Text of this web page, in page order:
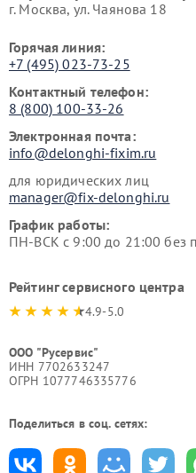
г. Москва, ул. Чаянова 18
Горячая линия:
+7 (495) 023-73-25
Контактный телефон:
8 (800) 100-33-26
Электронная почта:
info@delonghi-fixim.ru
для юридических лиц
manager@fix-delonghi.ru
График работы:
ПН-ВСК с 9:00 до 21:00 без
Рейтинг сервисного центра
4.9-5.0
ООО "Русервис"
ИНН 7702633247
ОГРН 1077746335776
Поделиться в соц. сетях: